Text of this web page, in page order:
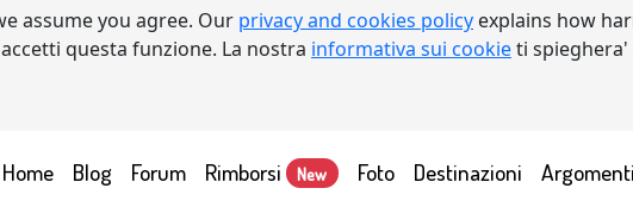
assume you agree. Our privacy and cookies policy explains how
questa funzione. La nostra informativa sui cookieti spieghera'
Home(current)
Blog Forum Rimborsi New Foto Destinazioni Argomenti